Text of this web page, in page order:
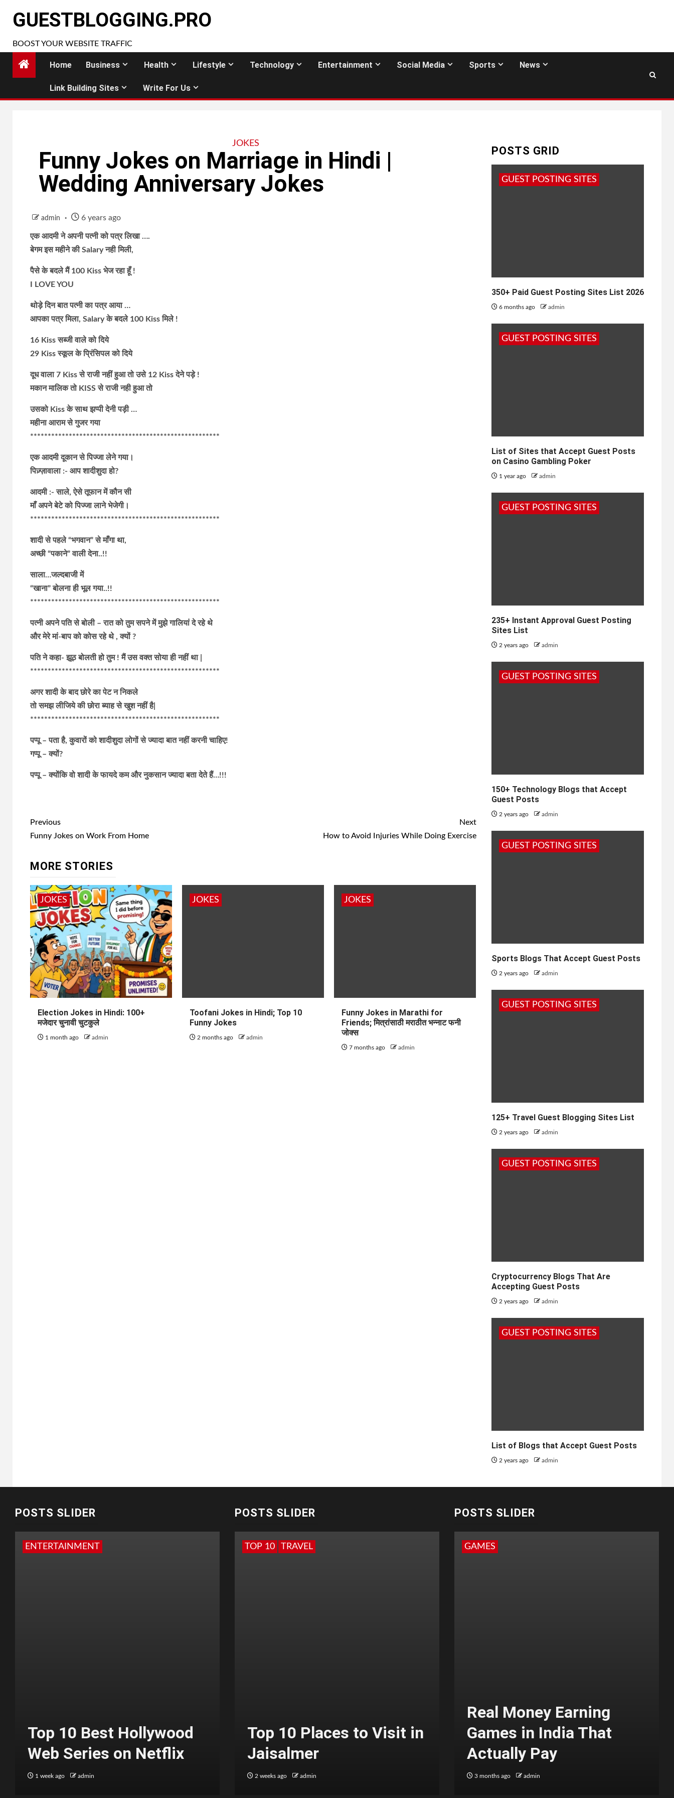
GUESTBLOGGING.PRO
BOOST YOUR WEBSITE TRAFFIC
Home Business Health Lifestyle Technology Entertainment Social Media Sports News
Link Building Sites Write For Us
JOKES
Funny Jokes on Marriage in Hindi |
Wedding Anniversary Jokes
admin 6 years ago
एक आदमी ने अपनी पत्नी को पत्र लिखा ….
बेगम इस महीने की Salary नही मिली,
पैसे के बदले मैं 100 Kiss भेज रहा हूँ !
I LOVE YOU
थोड़े दिन बात पत्नी का पत्र आया …
आपका पत्र मिला, Salary के बदले 100 Kiss मिले !
16 Kiss सब्जी वाले को दिये
29 Kiss स्कूल के प्रिंसिपल को दिये
दूध वाला 7 Kiss से राजी नहीं हुआ तो उसे 12 Kiss देने पड़े !
मकान मालिक तो KISS से राजी नही हुआ तो
उसको Kiss के साथ झप्पी देनी पड़ी …
महीना आराम से गुजर गया
******************************************************
एक आदमी दूकान से पिज्जा लेने गया।
पिज़्ज़ावाला :- आप शादीशुदा हो?
आदमी :- साले, ऐसे तूफान में कौन सी
माँ अपने बेटे को पिज्जा लाने भेजेगी।
******************************************************
शादी से पहले “भगवान” से माँगा था,
अच्छी “पकाने” वाली देना..!!
साला…जल्दबाजी में
“खाना” बोलना ही भूल गया..!!
******************************************************
पत्नी अपने पति से बोली – रात को तुम सपने में मुझे गालियां दे रहे थे
और मेरे मां-बाप को कोस रहे थे , क्यों ?
पति ने कहा- झूठ बोलती हो तुम ! मैं उस वक्त सोया ही नहीं था |
******************************************************
अगर शादी के बाद छोरे का पेट न निकले
तो समझ लीजिये की छोरा ब्याह से खुश नहीं है|
******************************************************
पप्पू – पता है, कुवारों को शादीशुदा लोगों से ज्यादा बात नहीं करनी चाहिए!
गप्पू – क्यों?
पप्पू – क्योंकि वो शादी के फायदे कम और नुकसान ज्यादा बता देते हैं…!!!
Post
navigation
Previous
Funny Jokes on Work From Home
Next
How to Avoid Injuries While Doing Exercise
MORE STORIES
JOKES
Election Jokes in Hindi: 100+
मजेदार चुनावी चुटकुले
1 month ago admin
JOKES
Toofani Jokes in Hindi; Top 10
Funny Jokes
2 months ago admin
JOKES
Funny Jokes in Marathi for
Friends; मित्रांसाठी मराठीत भन्नाट फनी
जोक्स
7 months ago admin
POSTS GRID
GUEST POSTING SITES
350+ Paid Guest Posting Sites List 2026
6 months ago admin
GUEST POSTING SITES
List of Sites that Accept Guest Posts
on Casino Gambling Poker
1 year ago admin
GUEST POSTING SITES
235+ Instant Approval Guest Posting
Sites List
2 years ago admin
GUEST POSTING SITES
150+ Technology Blogs that Accept
Guest Posts
2 years ago admin
GUEST POSTING SITES
Sports Blogs That Accept Guest Posts
2 years ago admin
GUEST POSTING SITES
125+ Travel Guest Blogging Sites List
2 years ago admin
GUEST POSTING SITES
Cryptocurrency Blogs That Are
Accepting Guest Posts
2 years ago admin
GUEST POSTING SITES
List of Blogs that Accept Guest Posts
2 years ago admin
POSTS SLIDER
ENTERTAINMENT
Top 10 Best Hollywood
Web Series on Netflix
1 week ago admin
POSTS SLIDER
TOP 10 TRAVEL
Top 10 Places to Visit in
Jaisalmer
2 weeks ago admin
POSTS SLIDER
GAMES
Real Money Earning
Games in India That
Actually Pay
3 months ago admin